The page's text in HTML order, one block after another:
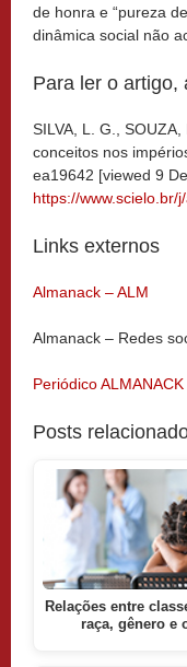
de honra e “pureza
dinâmica social não
Para ler o artigo,
SILVA, L. G.,
conceitos nos
ea19642 [viewed 9
https://www.scielo.br/
Links externos
Almanack – ALM
Almanack – Redes
Periódico ALMANACK
Posts
Relações entre
raça, gênero e